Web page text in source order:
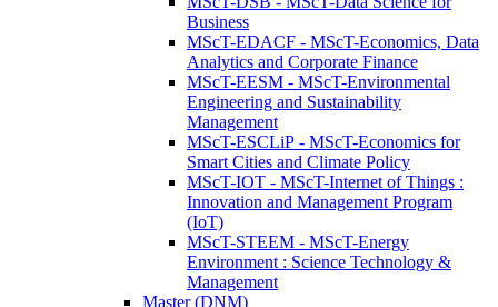
Business
MScT-EDACF - MScT-Economics, Data
Analytics and Corporate Finance
MScT-EESM - MScT-Environmental
Engineering and Sustainability
Management
MScT-ESCLiP - MScT-Economics for
Smart Cities and Climate Policy
MScT-IOT - MScT-Internet of Things :
Innovation and Management Program
(IoT)
MScT-STEEM - MScT-Energy
Environment : Science Technology &
Management
Master (DNM)